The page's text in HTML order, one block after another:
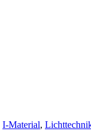
I-Material,